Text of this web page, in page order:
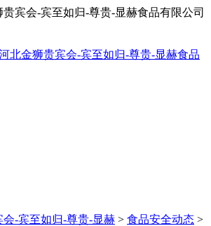
宾会-宾至如归-尊贵-显赫食品有限公司
会-宾至如归-尊贵-显赫 > 食品安全动态 >